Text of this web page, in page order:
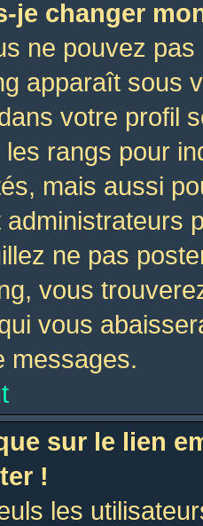
je changer
ne pouvez
apparaît sous
votre profil
rangs pour
mais aussi
ne pas
vous
vous
messages.
sur le lien
!
les